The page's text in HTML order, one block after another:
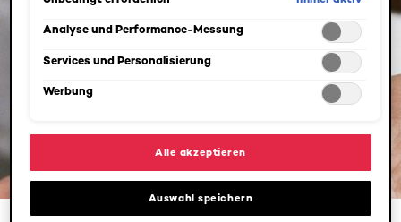
angepasst werden. Für weitere Informationen s. unsere
Analyse und Performance-Messung
Services und Personalisierung
Werbung
Alle akzeptieren
Auswahl speichern